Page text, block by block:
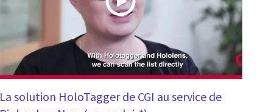
La solution HoloTagger de CGI au service de